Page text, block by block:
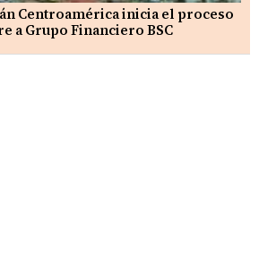
Centroamérica inicia el proceso
a Grupo Financiero BSC